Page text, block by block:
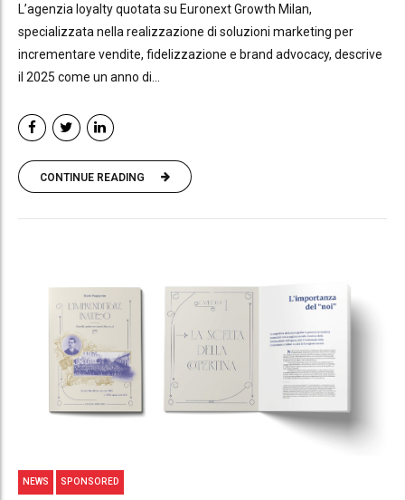
L’agenzia loyalty quotata su Euronext Growth Milan,
specializzata nella realizzazione di soluzioni marketing per
incrementare vendite, fidelizzazione e brand advocacy, descrive
il 2025 come un anno di...
CONTINUE READING
NEWS SPONSORED